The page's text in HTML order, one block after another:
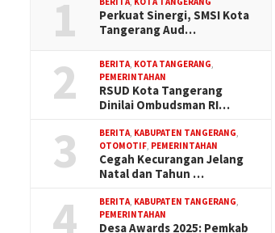
1
Perkuat Sinergi, SMSI Kota
Tangerang Aud…
2 BERITA, KOTA TANGERANG,
PEMERINTAHAN
RSUD Kota Tangerang
Dinilai Ombudsman RI…
3 BERITA, KABUPATEN TANGERANG,
OTOMOTIF, PEMERINTAHAN
Cegah Kecurangan Jelang
Natal dan Tahun …
4 BERITA, KABUPATEN TANGERANG,
PEMERINTAHAN
Desa Awards 2025: Pemkab